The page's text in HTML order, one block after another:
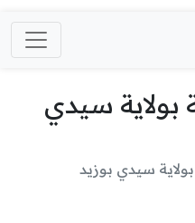
سيدي
سيدي بوزيد